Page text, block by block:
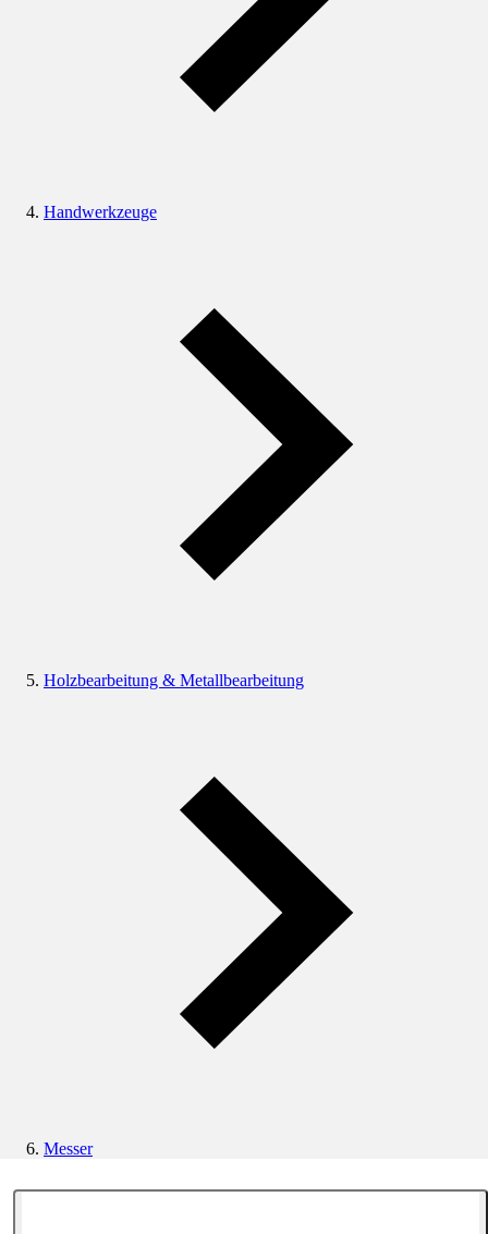
Handwerkzeuge
Holzbearbeitung & Metallbearbeitung
Messer